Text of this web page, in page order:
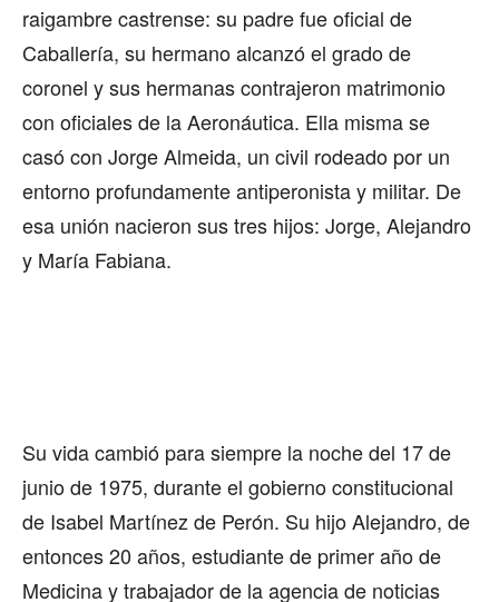
raigambre castrense: su padre fue oficial de
Caballería, su hermano alcanzó el grado de
coronel y sus hermanas contrajeron matrimonio
con oficiales de la Aeronáutica. Ella misma se
casó con Jorge Almeida, un civil rodeado por un
entorno profundamente antiperonista y militar. De
esa unión nacieron sus tres hijos: Jorge, Alejandro
y María Fabiana.
Su vida cambió para siempre la noche del 17 de
junio de 1975, durante el gobierno constitucional
de Isabel Martínez de Perón. Su hijo Alejandro, de
entonces 20 años, estudiante de primer año de
Medicina y trabajador de la agencia de noticias